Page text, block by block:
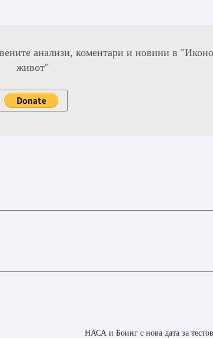
анализи, коментари и новини в
живот"
НАСА и Боинг с нова дата за